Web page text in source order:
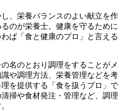
、栄養バランスのよい献立を作
のが栄養士。 健康を守るために
ば「食と健康のプロ」と言える
名のとおり 調理をすることがメ
や調理方法、栄養管理などを考
を提供する「食を扱うプロ」で
掃や食材発注・管理など、 調理